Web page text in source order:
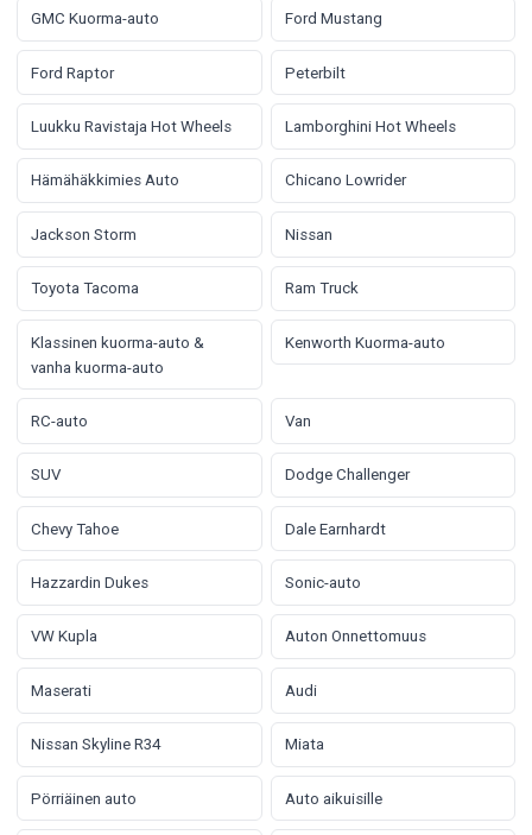
GMC Kuorma-auto Ford Mustang
Ford Raptor Peterbilt
Luukku Ravistaja Hot Wheels Lamborghini Hot Wheels
Hämähäkkimies Auto Chicano Lowrider
Jackson Storm Nissan
Toyota Tacoma Ram Truck
Klassinen kuorma-auto &
vanha kuorma-auto
Kenworth Kuorma-auto
RC-auto Van
SUV Dodge Challenger
Chevy Tahoe Dale Earnhardt
Hazzardin Dukes Sonic-auto
VW Kupla Auton Onnettomuus
Maserati Audi
Nissan Skyline R34 Miata
Pörriäinen auto Auto aikuisille